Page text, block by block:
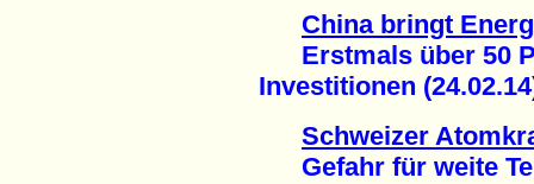
China bringt
Erstmals über 50
Investitionen
Schweizer
Gefahr für weite